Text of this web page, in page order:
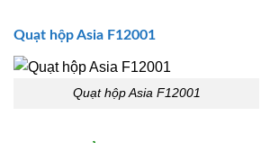
Quạt hộp Asia F12001
Quạt hộp Asia F12001